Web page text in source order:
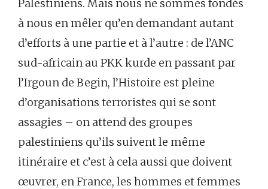
Palestiniens. Mais nous ne sommes fondés
à nous en mêler qu’en demandant autant
d’efforts à une partie et à l’autre : de l’ANC
sud-africain au PKK kurde en passant par
l’Irgoun de Begin, l’Histoire est pleine
d’organisations terroristes qui se sont
assagies – on attend des groupes
palestiniens qu’ils suivent le même
itinéraire et c’est à cela aussi que doivent
œuvrer, en France, les hommes et femmes